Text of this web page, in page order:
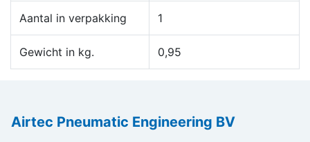
Aantal in verpakking 1
Gewicht in kg. 0,95
Airtec Pneumatic Engineering BV